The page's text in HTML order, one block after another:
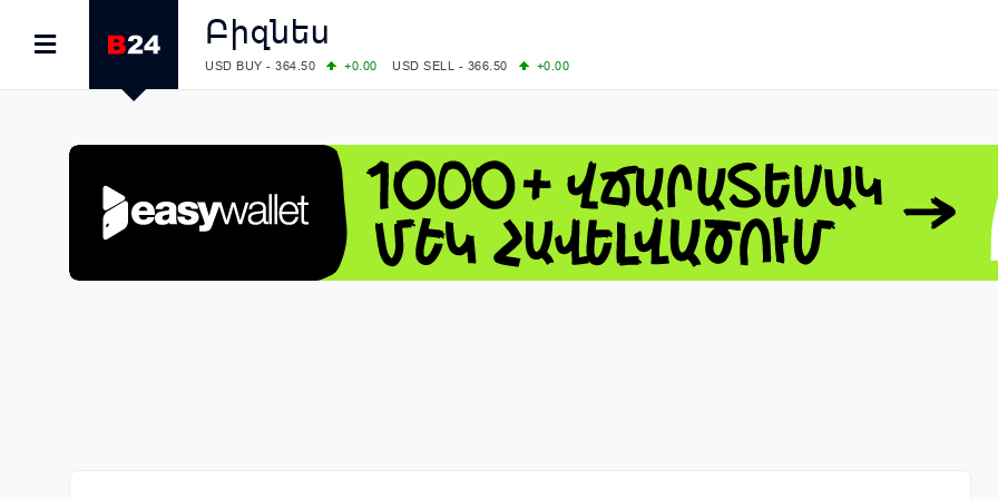
Բիզնես
USD BUY - 364.50 +0.00 USD SELL - 366.50
+0.00
COMEX: PLATINUM - 1749.90
LME: ALUMINIUM - 3184.00
-0.27 COPPER - 13791.00
-0.12
LME: NICKEL - 17249.00
+0.09 TIN - 55268.00
+2.50
LME: LEAD - 1877.50
-1.00 ZINC - 3643.00
+1.43
FOREX: USD/JPY - 158.37
+0.44 EUR/GBP - 1.1521
-0.23
FOREX: EUR/USD - 1.1521
-0.23 GBP/USD - 1.3448
-0.08